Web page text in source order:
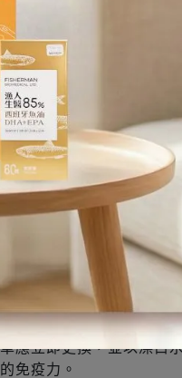
病毒？
前、進食前、如廁後
熟，避免生食生飲。
公筷母匙。
應立即更換，並以漂白
免疫力。